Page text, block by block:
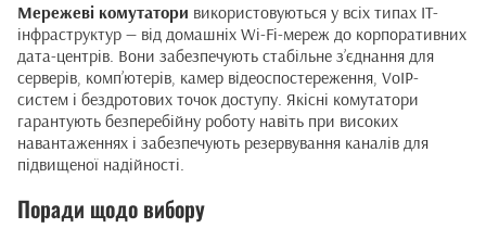
Мережеві комутатори використовуються у всіх типах ІТ-
інфраструктур — від домашніх Wi-Fi-мереж до корпоративних
дата-центрів. Вони забезпечують стабільне з’єднання для
серверів, комп’ютерів, камер відеоспостереження, VoIP-
систем і бездротових точок доступу. Якісні комутатори
гарантують безперебійну роботу навіть при високих
навантаженнях і забезпечують резервування каналів для
підвищеної надійності.
Поради щодо вибору